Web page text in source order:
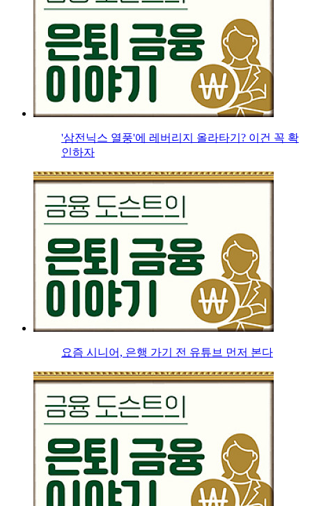
'삼전닉스 열풍'에 레버리지 올라타기? 이건 꼭 확
인하자
요즘 시니어, 은행 가기 전 유튜브 먼저 본다